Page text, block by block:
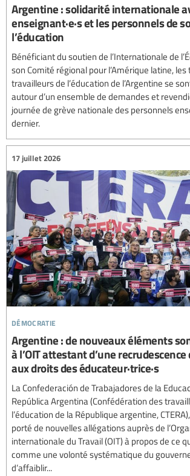
Argentine : solidarité internationale
enseignant·e·s et les personnels de
l’éducation
Bénéficiant du soutien de l’Internationale de
son Comité régional pour l’Amérique latine,
travailleurs de l’éducation de l’Argentine se
autour d’un ensemble de demandes et
journée de grève nationale des personnels
dernier.
démocratie
17 juillet 2026
Argentine : de nouveaux éléments
à l’OIT attestant d’une
aux droits des éducateur·trice·s
La Confederación de Trabajadores de la
República Argentina (Confédération des
l’éducation de la République argentine,
porté de nouvelles allégations auprès de
internationale du Travail (OIT) à propos de ce
comme une volonté systématique du
d’affaiblir...